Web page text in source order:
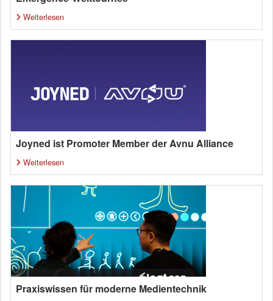
Weiterlesen
Joyned ist Promoter Member der Avnu Alliance
Weiterlesen
Praxiswissen für moderne Medientechnik